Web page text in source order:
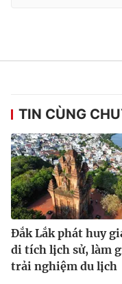
TIN CÙNG
Đắk Lắk phát huy
di tích lịch sử, làm
trải nghiệm du lịch